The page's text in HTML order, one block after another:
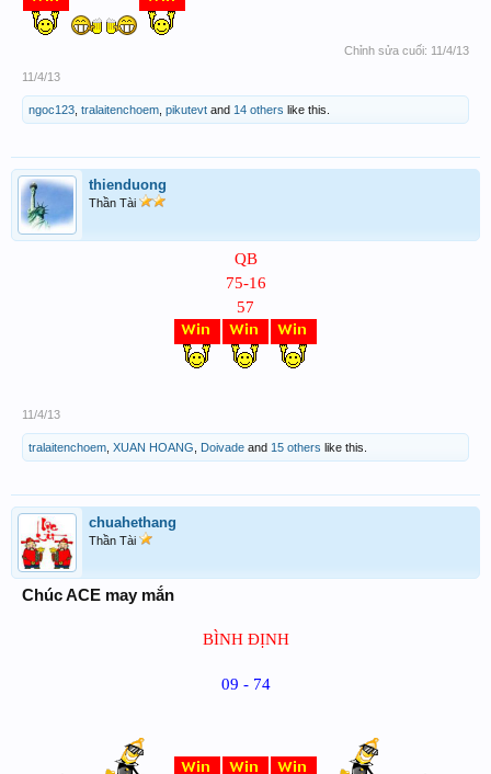
Chỉnh sửa cuối: 11/4/13
11/4/13
ngoc123 tralaitenchoem pikutevt and 14 others like this.
thienduong
Thần Tài
QB
75-16
57
11/4/13
tralaitenchoem XUAN HOANG Doivade and 15 others like this.
chuahethang
Thần Tài
Chúc ACE may mắn
BÌNH ĐỊNH
09 - 74